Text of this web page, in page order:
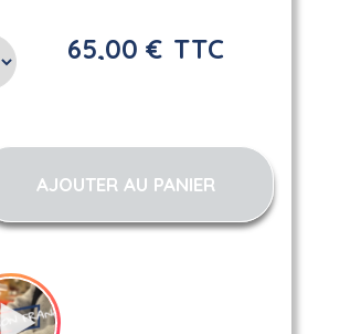
65,00 € TTC
AJOUTER AU PANIER